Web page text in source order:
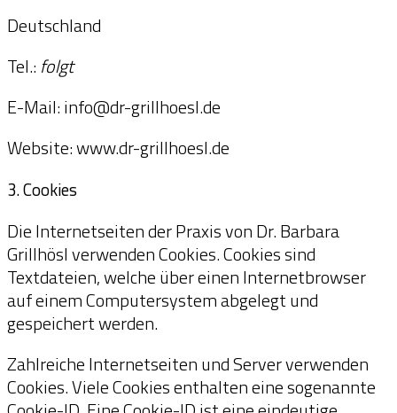
Deutschland
Tel.: folgt
E-Mail: info@dr-grillhoesl.de
Website: www.dr-grillhoesl.de
3. Cookies
Die Internetseiten der Praxis von Dr. Barbara
Grillhösl verwenden Cookies. Cookies sind
Textdateien, welche über einen Internetbrowser
auf einem Computersystem abgelegt und
gespeichert werden.
Zahlreiche Internetseiten und Server verwenden
Cookies. Viele Cookies enthalten eine sogenannte